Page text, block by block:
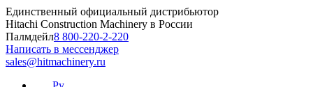
Skip
to
content
Единственный официальный дистрибьютор
Hitachi Construction Machinery в России
Палмдейл8 800-220-2-220
Написать в мессенджер
sales@hitmachinery.ru